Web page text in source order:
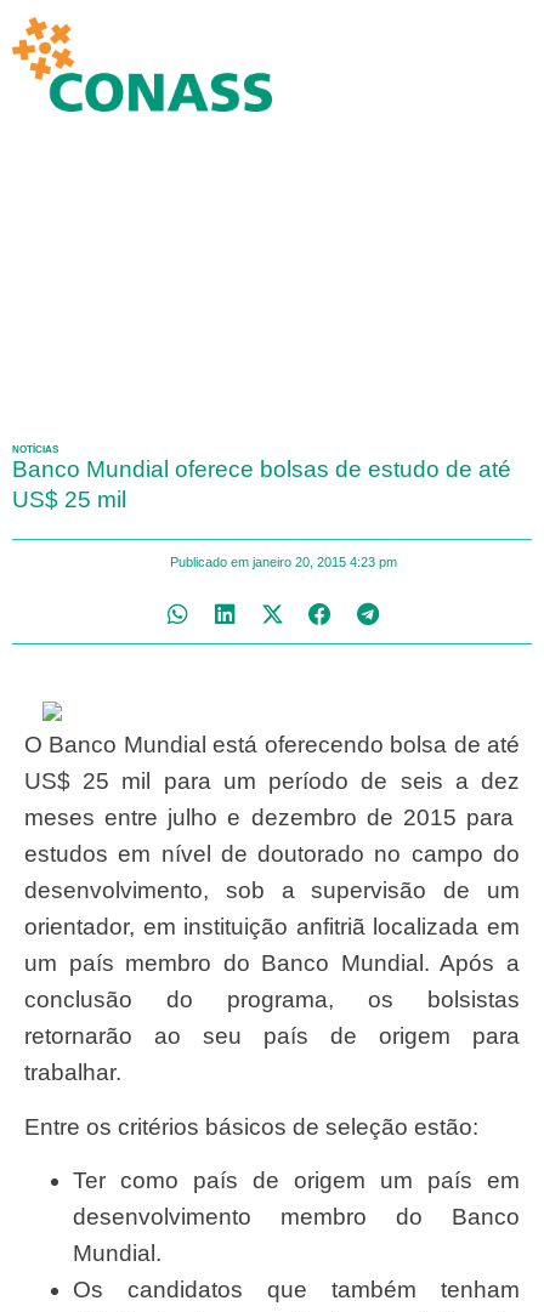
NOTÍCIAS
Banco Mundial oferece bolsas de estudo de até
US$ 25 mil
Publicado em janeiro 20, 2015 4:23 pm
O Banco Mundial está oferecendo bolsa de até
US$ 25 mil para um período de seis a dez
meses entre julho e dezembro de 2015 para
estudos em nível de doutorado no campo do
desenvolvimento, sob a supervisão de um
orientador, em instituição anfitriã localizada em
um país membro do Banco Mundial. Após a
conclusão do programa, os bolsistas
retornarão ao seu país de origem para
trabalhar.
Entre os critérios básicos de seleção estão:
Ter como país de origem um país em
desenvolvimento membro do Banco
Mundial.
Os candidatos que também tenham